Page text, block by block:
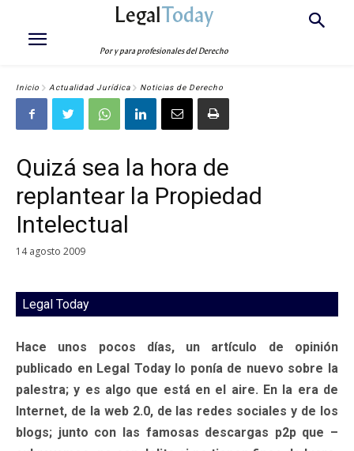
LegalToday
Por y para profesionales del Derecho
Inicio Actualidad Jurídica Noticias de Derecho
Quizá sea la hora de
replantear la Propiedad
Intelectual
14 agosto 2009
Legal Today
Hace unos pocos días, un artículo de opinión
publicado en Legal Today lo ponía de nuevo sobre la
palestra; y es algo que está en el aire. En la era de
Internet, de la web 2.0, de las redes sociales y de los
blogs; junto con las famosas descargas p2p que –